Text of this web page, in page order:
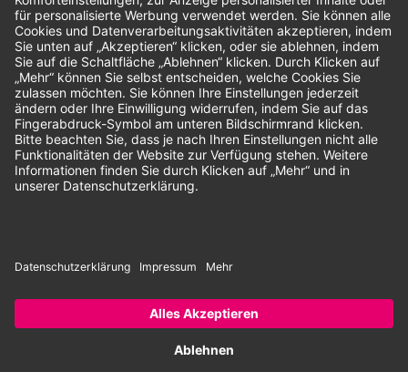
Unsere Zahlungsarten:
Rechnung SEPA-Lastschrift Vorkasse